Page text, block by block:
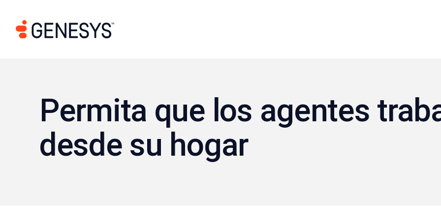
Permita que los agentes
desde su hogar